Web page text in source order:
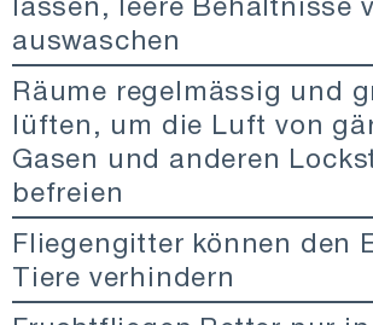
auswaschen
Räume regelmässig und
lüften, um die Luft von
Gasen und anderen
befreien
Fliegengitter können den
Tiere verhindern